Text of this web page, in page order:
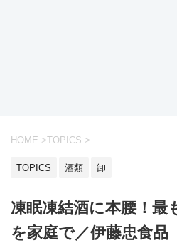
HOME >TOPICS >
TOPICS 酒類 卸
凍眠凍結酒に本腰！最
を家庭で／伊藤忠食品